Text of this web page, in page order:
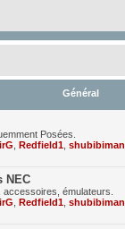
Général
Posées.
Redfield1 shubibiman
NEC
émulateurs.
Redfield1 shubibiman